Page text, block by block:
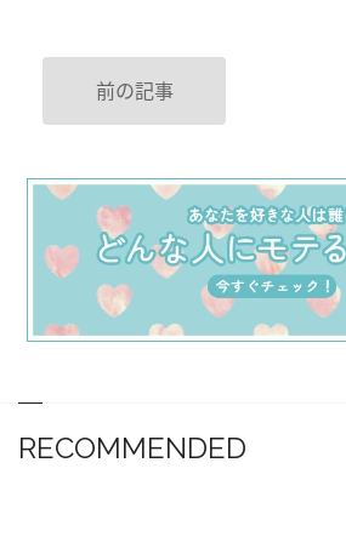
前の記事
RECOMMENDED